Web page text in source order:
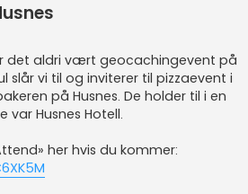
det aldri vært geocachingevent på
slår vi til og inviterer til pizzaevent i
på Husnes. De holder til i en
Husnes Hotell.
her hvis du kommer: